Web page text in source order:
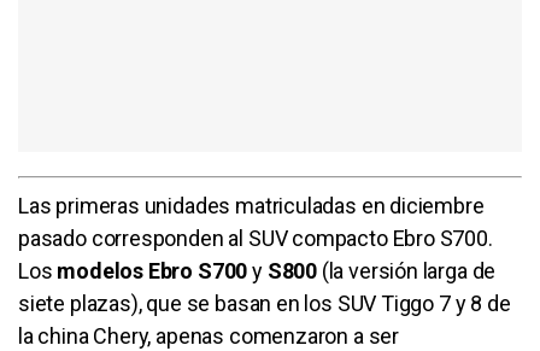
Las primeras unidades matriculadas en diciembre
pasado corresponden al SUV compacto Ebro S700.
Los modelos Ebro S700y S800 (la versión larga de
siete plazas), que se basan en los SUV Tiggo 7 y 8 de
la china Chery, apenas comenzaron a ser